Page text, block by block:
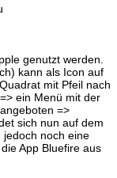
genutzt werden.
kann als Icon auf
mit Pfeil nach
ein Menü mit der
=>
sich nun auf dem
jedoch noch eine
App Bluefire aus